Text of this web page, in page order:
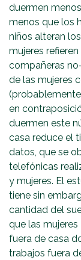
duermen
menos que los
niños alteran
mujeres
compañeras
de las mujeres
en
duermen este
casa reduce el
datos, que se
telefónicas
y mujeres. El
tiene sin
cantidad del
que las
fuera de casa
trabajos fuera